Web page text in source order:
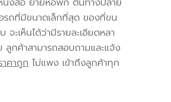
รถที่มีขนาดเล็กที่สุด ของที่ขน
ะเห็นได้ว่ามีรายละเอียดหลา
กค้าสามารถสอบถามและแจ้ง
คาถูกไม่แพง เข้าถึงลูกค้าทุก